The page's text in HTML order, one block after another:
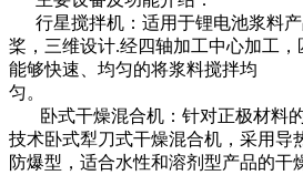
行星搅拌机：适用于锂电池浆料产
桨，三维设计.经四轴加工中心加工，
能够快速、均匀的将浆料搅拌均
匀。
卧式干燥混合机：针对正极材料
技术卧式犁刀式干燥混合机，采用导
防爆型，适合水性和溶剂型产品的干